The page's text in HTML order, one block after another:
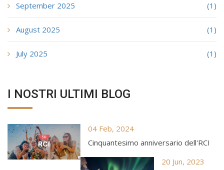
September 2025 (1)
August 2025 (1)
July 2025 (1)
I NOSTRI ULTIMI BLOG
04 Feb, 2024
Cinquantesimo anniversario dell'RCI
20 Jun, 2023